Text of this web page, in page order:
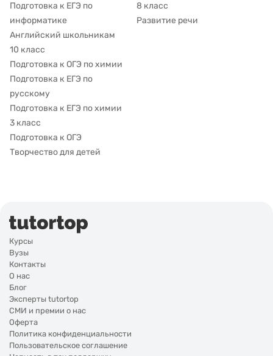
Подготовка к ЕГЭ по
информатике
Английский школьникам
10 класс
Подготовка к ОГЭ по химии
Подготовка к ЕГЭ по
русскому
Подготовка к ЕГЭ по химии
3 класс
Подготовка к ОГЭ
Творчество для детей
8 класс
Развитие речи
Курсы
Вузы
Контакты
О нас
Блог
Эксперты tutortop
СМИ и премии о нас
Оферта
Политика конфиденциальности
Пользовательское соглашение